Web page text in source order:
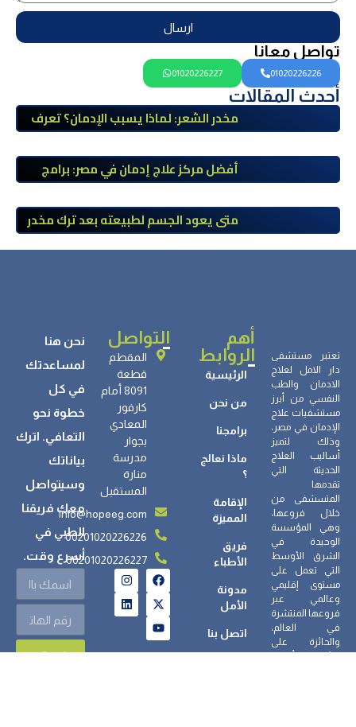
ارسال
تواصل معانا
01020226226
01020226227
أحدث المقالات
مخدر الشعر: لماذا يسبب الإدمان؟ تعرف
أفضل مركز علاج إدمان في مصر: برامج
طبي
متى يعود الجسم لطبيعته بعد ترك مخدر
الآيس؟ مراحل التعافي والعوامل المؤثرة
تعتبر مستشفى
دار الامل لعلاج
الادمان والطب
النفسي من أبرز
مستشفيات علاج
الإدمان في مصر،
وذلك لتميز
أساليب العلاج
الحديثة التي
تقدمها
المتسشفى من
خلال فروعها،
وهي المؤسسة
الوحيدة في
الشرق الأوسط
التي تعمل على
مستوى إقليمي
وعالمي عبر
فروعها المنتشرة
في العالم،
والحائزة على
أهم
الروابط
الرئيسية
من نحن
برامجنا
ماذا نعالج
؟
الإقامة
المميزة
فريق
الأطباء
مدونة
الأمل
اتصل بنا
التواصل
المقطم
قطعة
8091 أمام
كارفور
المعادي
بجوار
مدرسة
منارة
المستقبل
info@hopeeg.com
00201020226226
00201020226227
نحن هنا
لمساعدتك
في كل
خطوة نحو
التعافي. اترك
بياناتك
وسيتواصل
معك فريقنا
الطبي في
أسرع وقت.
إرسال